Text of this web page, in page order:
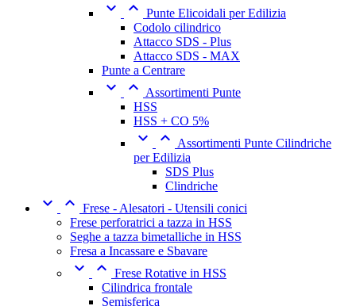
  Punte Elicoidali per Edilizia
Codolo cilindrico
Attacco SDS - Plus
Attacco SDS - MAX
Punte a Centrare
  Assortimenti Punte
HSS
HSS + CO 5%
  Assortimenti Punte Cilindriche
per Edilizia
SDS Plus
Clindriche
  Frese - Alesatori - Utensili conici
Frese perforatrici a tazza in HSS
Seghe a tazza bimetalliche in HSS
Fresa a Incassare e Sbavare
  Frese Rotative in HSS
Cilindrica frontale
Semisferica